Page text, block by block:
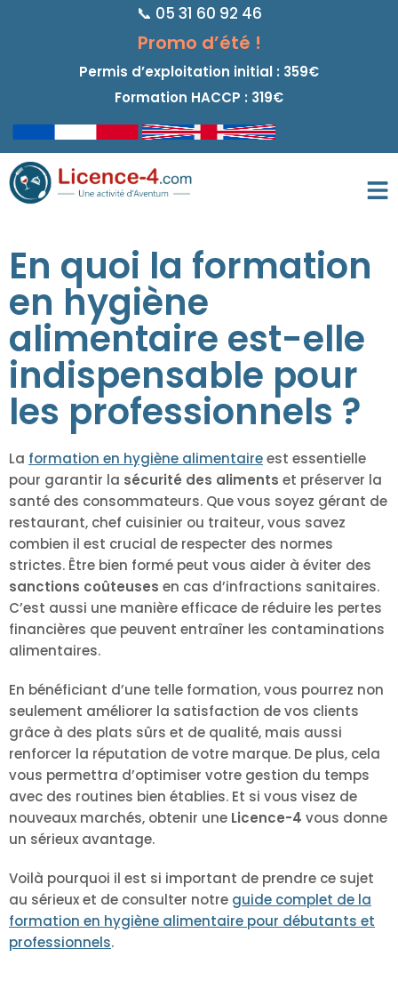
📞 05 31 60 92 46
Promo d’été !
Permis d’exploitation initial : 359€
Formation HACCP : 319€
En quoi la formation
en hygiène
alimentaire est-elle
indispensable pour
les professionnels ?
La formation en hygiène alimentaireest essentielle
pour garantir la sécurité des aliments et préserver la
santé des consommateurs. Que vous soyez gérant de
restaurant, chef cuisinier ou traiteur, vous savez
combien il est crucial de respecter des normes
strictes. Être bien formé peut vous aider à éviter des
sanctions coûteuses en cas d’infractions sanitaires.
C’est aussi une manière efficace de réduire les pertes
financières que peuvent entraîner les contaminations
alimentaires.
En bénéficiant d’une telle formation, vous pourrez non
seulement améliorer la satisfaction de vos clients
grâce à des plats sûrs et de qualité, mais aussi
renforcer la réputation de votre marque. De plus, cela
vous permettra d’optimiser votre gestion du temps
avec des routines bien établies. Et si vous visez de
nouveaux marchés, obtenir une Licence-4 vous donne
un sérieux avantage.
Voilà pourquoi il est si important de prendre ce sujet
au sérieux et de consulter notre guide complet de la
formation en hygiène alimentaire pour débutants et
professionnels.